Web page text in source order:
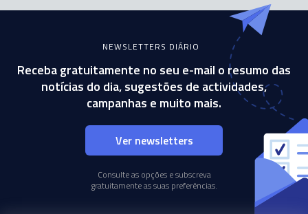
NEWSLETTERS DIÁRIO
Receba gratuitamente no seu e-mail o resumo das
notícias do dia, sugestões de actividades,
campanhas e muito mais.
Ver newsletters
Consulte as opções e subscreva
gratuitamente as suas preferências.